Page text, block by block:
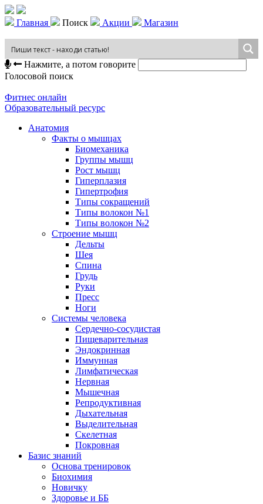
Главная Поиск Акции Магазин
Нажмите, а потом говорите
Голосовой поиск
Фитнес онлайн
Образовательный ресурс
Анатомия
Факты о мышцах
Биомеханика
Группы мышц
Рост мышц
Гиперплазия
Гипертрофия
Типы сокращений
Типы волокон №1
Типы волокон №2
Строение мышц
Дельты
Шея
Спина
Грудь
Руки
Пресс
Ноги
Системы человека
Сердечно-сосудистая
Пищеварительная
Эндокринная
Иммунная
Лимфатическая
Нервная
Мышечная
Репродуктивная
Дыхательная
Выделительная
Скелетная
Покровная
Базис знаний
Основа тренировок
Биохимия
Новичку
Здоровье и ББ